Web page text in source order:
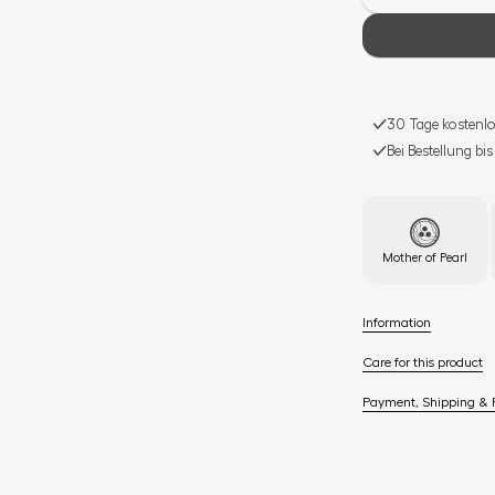
30 Tage
Bei Bestellung
Mother of Pearl
Information
Care for this product
Payment, Shipping &